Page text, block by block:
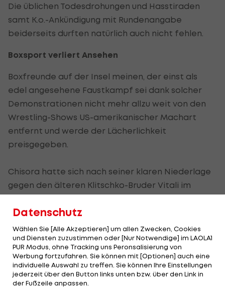
Die üblichen Todesdrohungen und Hasstiraden
samt K.o.-Ankündigung mit Rundenangabe
beiderseits durften natürlich auch nicht fehlen.
Boxsport verliert Ansehen
Boxfreunde auf der Insel meinen, der einst als
edel angesehene Faustkampf sei dank solcher
Demonstrationen nicht mehr allzu weit von den
Wrestling-Shows US-amerikanischer Machart
entfernt und werde der Lächerlichkeit
preisgegeben.
Chisora hatte sich nach seiner klaren Niederlage
gegen den älteren Klitschko-Bruder Vitali im
Fernsehkameras mit Haye geprügelt. Zuvor hatte
er seinen Gegner beim Wiegen geohrfeigt und
dessen Bruder Wladimir kurz vor Kampfbeginn
bespuckt. Der britische Verband entzog ihm
deswegen die Boxlizenz.
Datenschutz
Wählen Sie [Alle Akzeptieren] um allen Zwecken, Cookies
und Diensten zuzustimmen oder [Nur Notwendige] im LAOLA1
PUR Modus, ohne Tracking uns Peronsalisierung von
Werbung fortzufahren. Sie können mit [Optionen] auch eine
individuelle Auswahl zu treffen. Sie können Ihre Einstellungen
jederzeit über den Button links unten bzw. über den Link in
der Fußzeile anpassen.